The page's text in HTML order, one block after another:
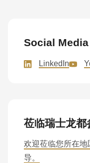
Social Media
LinkedIn
莅临瑞士龙都
欢迎莅临您所在
导。